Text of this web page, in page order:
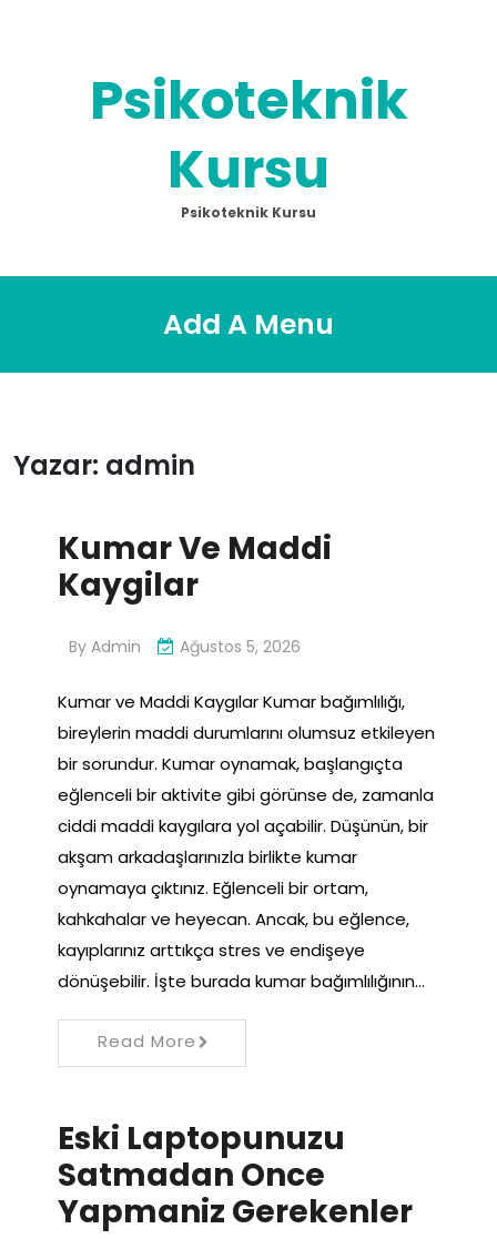
Psikoteknik
Kursu
Psikoteknik Kursu
Add A Menu
Yazar: admin
Kumar Ve Maddi
Kaygilar
By Admin Ağustos 5, 2026
Kumar ve Maddi Kaygılar Kumar bağımlılığı,
bireylerin maddi durumlarını olumsuz etkileyen
bir sorundur. Kumar oynamak, başlangıçta
eğlenceli bir aktivite gibi görünse de, zamanla
ciddi maddi kaygılara yol açabilir. Düşünün, bir
akşam arkadaşlarınızla birlikte kumar
oynamaya çıktınız. Eğlenceli bir ortam,
kahkahalar ve heyecan. Ancak, bu eğlence,
kayıplarınız arttıkça stres ve endişeye
dönüşebilir. İşte burada kumar bağımlılığının…
Read More
Eski Laptopunuzu
Satmadan Once
Yapmaniz Gerekenler